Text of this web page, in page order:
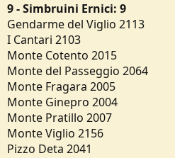
9 - Simbruini Ernici: 9
Gendarme del Viglio 2113
I Cantari 2103
Monte Cotento 2015
Monte del Passeggio 2064
Monte Fragara 2005
Monte Ginepro 2004
Monte Pratillo 2007
Monte Viglio 2156
Pizzo Deta 2041